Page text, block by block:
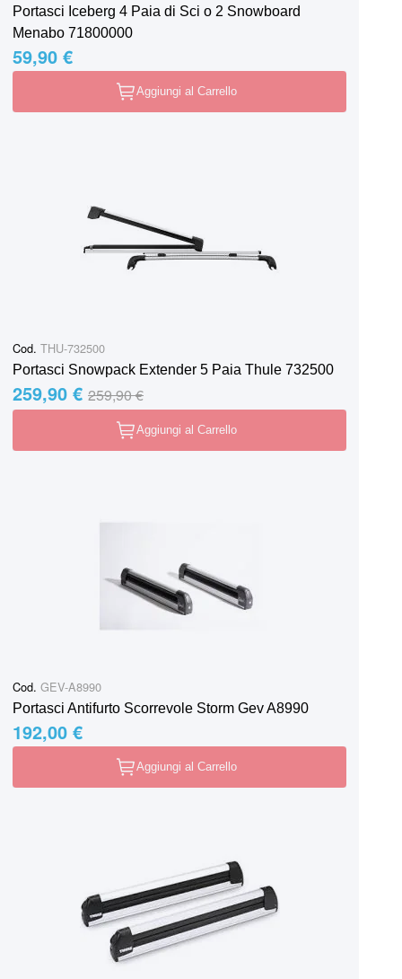
Portasci Iceberg 4 Paia di Sci o 2 Snowboard
Menabo 71800000
59,90 €
Aggiungi al Carrello
Cod. THU-732500
Portasci Snowpack Extender 5 Paia Thule 732500
Special Price
259,90 € Regular Price
259,90 €
Aggiungi al Carrello
Cod. GEV-A8990
Portasci Antifurto Scorrevole Storm Gev A8990
192,00 €
Aggiungi al Carrello